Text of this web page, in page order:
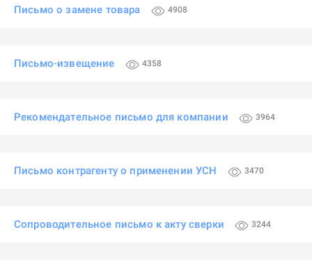
Письмо о замене товара 4908
Письмо-извещение 4358
Рекомендательное письмо для компании 3964
Письмо контрагенту о применении УСН 3470
Сопроводительное письмо к акту сверки 3244